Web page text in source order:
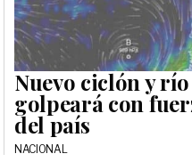
Nuevo ciclón y
golpeará con
del país
NACIONAL